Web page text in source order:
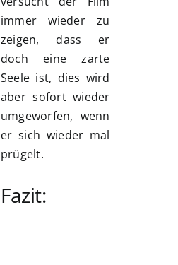
immer wieder zu
zeigen, dass er
doch eine zarte
Seele ist, dies wird
aber sofort wieder
umgeworfen, wenn
er sich wieder mal
prügelt.
Fazit: